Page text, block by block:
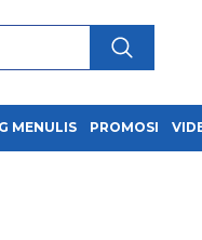
MENULIS PROMOSI